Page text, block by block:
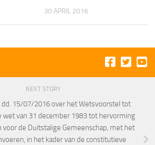
30 APRIL 2016
NEXT STORY
15/07/2016 over het Wetsvoorstel tot
wet van 31 december 1983 tot hervorming
voor de Duitstalige Gemeenschap, met het
in het kader van de constitutieve